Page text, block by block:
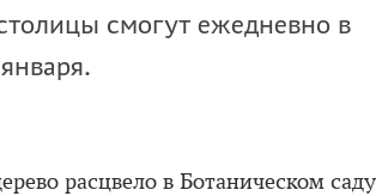
смогут ежедневно в
расцвело в Ботаническом саду